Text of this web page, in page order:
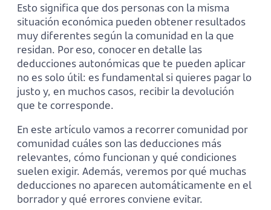
Esto significa que dos personas con la misma
situación económica pueden obtener resultados
muy diferentes según la comunidad en la que
residan. Por eso, conocer en detalle las
deducciones autonómicas que te pueden aplicar
no es solo útil: es fundamental si quieres pagar lo
justo y, en muchos casos, recibir la devolución
que te corresponde.
En este artículo vamos a recorrer comunidad por
comunidad cuáles son las deducciones más
relevantes, cómo funcionan y qué condiciones
suelen exigir. Además, veremos por qué muchas
deducciones no aparecen automáticamente en el
borrador y qué errores conviene evitar.